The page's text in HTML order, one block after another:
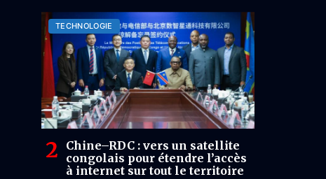
limités à 2 % du chiffre
d’affaires (PwC)
TECHNOLOGIE
Chine–RDC : vers un satellite
congolais pour étendre l’accès
à internet sur tout le territoire